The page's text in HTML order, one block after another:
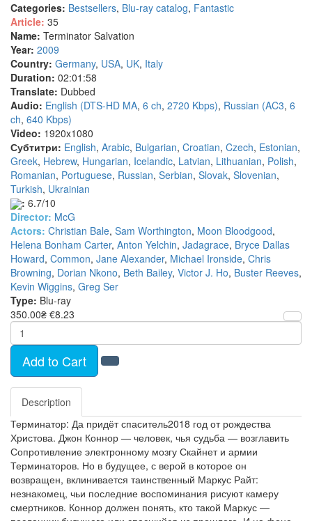
Categories: Bestsellers, Blu-ray catalog, Fantastic
Article: 35
Name: Terminator Salvation
Year: 2009
Country: Germany, USA, UK, Italy
Duration: 02:01:58
Translate: Dubbed
Audio: English (DTS-HD MA, 6 ch, 2720 Kbps), Russian (AC3, 6
ch, 640 Kbps)
Video: 1920x1080
Субтитри: English, Arabic, Bulgarian, Croatian, Czech, Estonian,
Greek, Hebrew, Hungarian, Icelandic, Latvian, Lithuanian, Polish,
Romanian, Portuguese, Russian, Serbian, Slovak, Slovenian,
Turkish, Ukrainian
: 6.7/10
Director: McG
Actors: Christian Bale, Sam Worthington, Moon Bloodgood,
Helena Bonham Carter, Anton Yelchin, Jadagrace, Bryce Dallas
Howard, Common, Jane Alexander, Michael Ironside, Chris
Browning, Dorian Nkono, Beth Bailey, Victor J. Ho, Buster Reeves,
Kevin Wiggins, Greg Ser
Type: Blu-ray
350.00₴ €8.23
Add to Cart
Description
Терминатор: Да придёт спаситель2018 год от рождества
Христова. Джон Коннор — человек, чья судьба — возглавить
Сопротивление электронному мозгу Скайнет и армии
Терминаторов. Но в будущее, с верой в которое он
возвращен, вклинивается таинственный Маркус Райт:
незнакомец, чьи последние воспоминания рисуют камеру
смертников. Коннор должен понять, кто такой Маркус —